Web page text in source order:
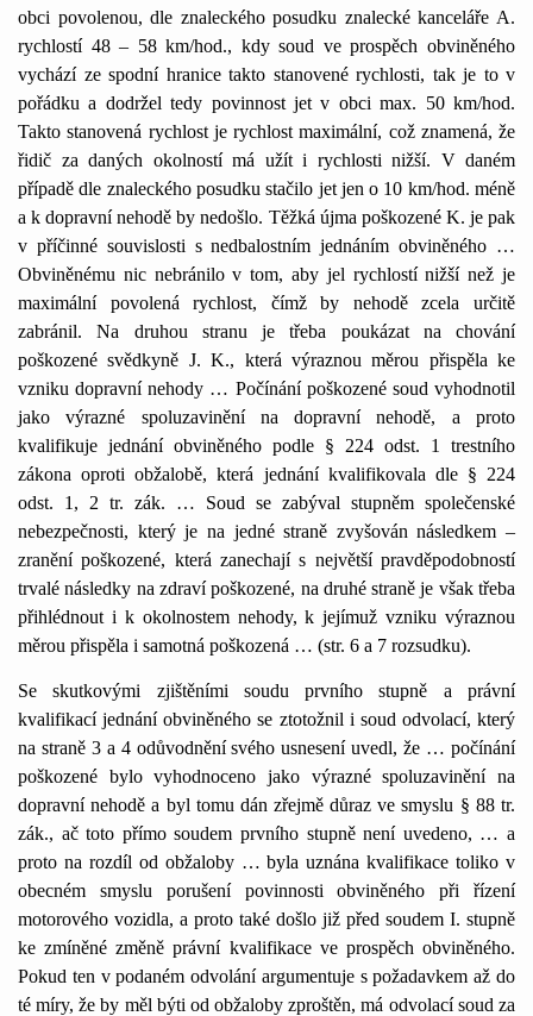
obci povolenou, dle znaleckého posudku znalecké kanceláře A.
rychlostí 48 – 58 km/hod., kdy soud ve prospěch obviněného
vychází ze spodní hranice takto stanovené rychlosti, tak je to v
pořádku a dodržel tedy povinnost jet v obci max. 50 km/hod.
Takto stanovená rychlost je rychlost maximální, což znamená, že
řidič za daných okolností má užít i rychlosti nižší. V daném
případě dle znaleckého posudku stačilo jet jen o 10 km/hod. méně
a k dopravní nehodě by nedošlo. Těžká újma poškozené K. je pak
v příčinné souvislosti s nedbalostním jednáním obviněného …
Obviněnému nic nebránilo v tom, aby jel rychlostí nižší než je
maximální povolená rychlost, čímž by nehodě zcela určitě
zabránil. Na druhou stranu je třeba poukázat na chování
poškozené svědkyně J. K., která výraznou měrou přispěla ke
vzniku dopravní nehody … Počínání poškozené soud vyhodnotil
jako výrazné spoluzavinění na dopravní nehodě, a proto
kvalifikuje jednání obviněného podle § 224 odst. 1 trestního
zákona oproti obžalobě, která jednání kvalifikovala dle § 224
odst. 1, 2 tr. zák. … Soud se zabýval stupněm společenské
nebezpečnosti, který je na jedné straně zvyšován následkem –
zranění poškozené, která zanechají s největší pravděpodobností
trvalé následky na zdraví poškozené, na druhé straně je však třeba
přihlédnout i k okolnostem nehody, k jejímuž vzniku výraznou
měrou přispěla i samotná poškozená … (str. 6 a 7 rozsudku).
Se skutkovými zjištěními soudu prvního stupně a právní
kvalifikací jednání obviněného se ztotožnil i soud odvolací, který
na straně 3 a 4 odůvodnění svého usnesení uvedl, že … počínání
poškozené bylo vyhodnoceno jako výrazné spoluzavinění na
dopravní nehodě a byl tomu dán zřejmě důraz ve smyslu § 88 tr.
zák., ač toto přímo soudem prvního stupně není uvedeno, … a
proto na rozdíl od obžaloby … byla uznána kvalifikace toliko v
obecném smyslu porušení povinnosti obviněného při řízení
motorového vozidla, a proto také došlo již před soudem I. stupně
ke zmíněné změně právní kvalifikace ve prospěch obviněného.
Pokud ten v podaném odvolání argumentuje s požadavkem až do
té míry, že by měl býti od obžaloby zproštěn, má odvolací soud za